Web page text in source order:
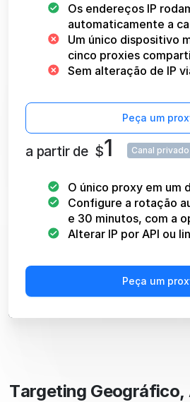
Os endereços IP
automaticamente a
Um único dispositivo
cinco proxies
Sem alteração de IP
Peça um
a partir de $1 Canal privado
O único proxy em um
Configure a rotação
e 30 minutos, com a
Alterar IP por API ou
Peça um
Targeting